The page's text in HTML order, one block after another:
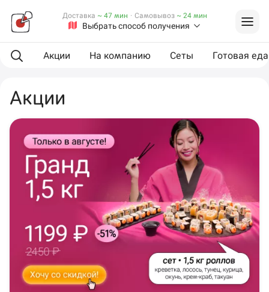
Выбрать способ получения
Доставка ~ 47 мин · Самовывоз ~ 24 мин
Акции На компанию Сеты Готовая еда
Акции